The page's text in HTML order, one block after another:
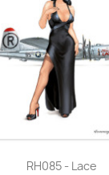
Aperçu rapide
RH085 - Lace